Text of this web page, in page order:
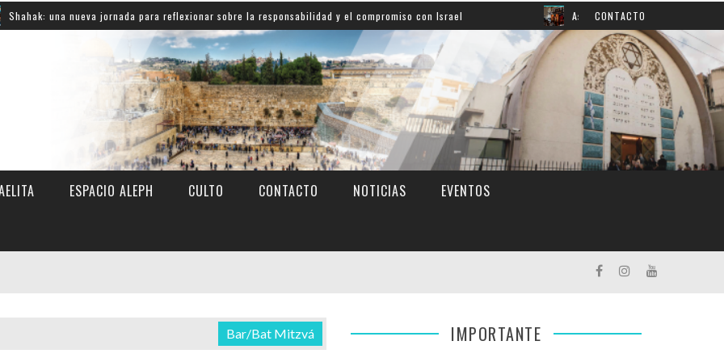
nueva jornada para reflexionar sobre la responsabilidad y el compromiso con Israel Así aprendemos inglés: mirá el grato
CONTACTO
ESPACIO ALEPH CULTO CONTACTO NOTICIAS EVENTOS
Bar/Bat Mitzvá IMPORTANTE